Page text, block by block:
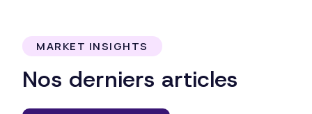
MARKET INSIGHTS
Nos derniers articles